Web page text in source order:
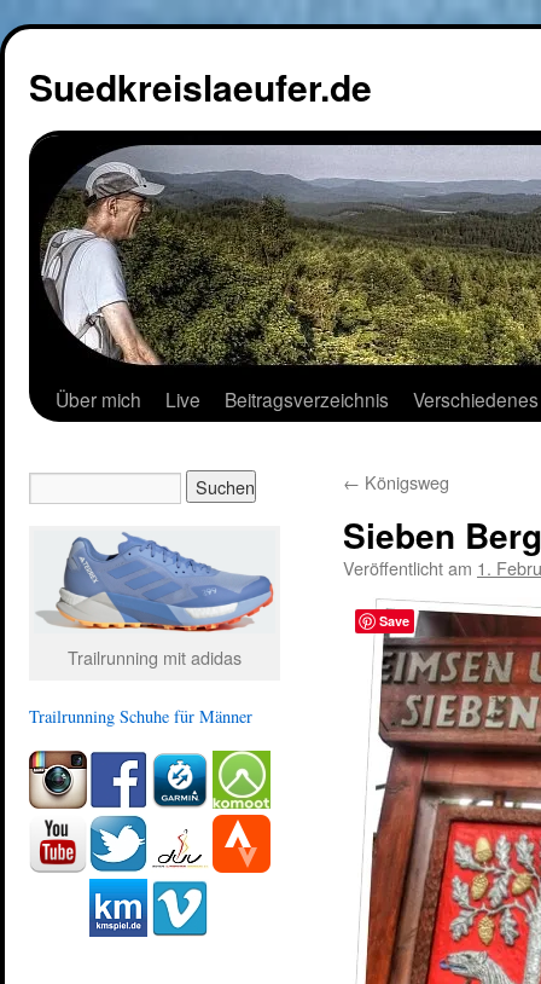
Suedkreislaeufer.de
Über mich Live Beitragsverzeichnis Verschiedenes
← Königsweg
Sieben
Veröffentlicht am 1.
Trailrunning mit adidas
Trailrunning Schuhe für Männer
Save